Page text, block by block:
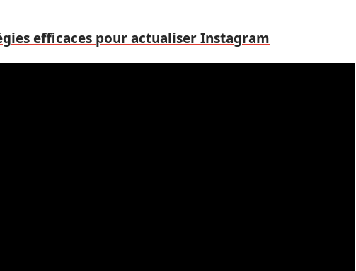
efficaces pour actualiser Instagram